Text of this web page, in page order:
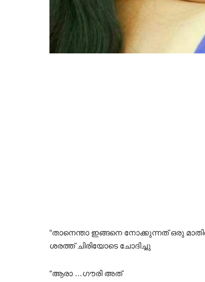
“താനെന്താ ഇങ്ങനെ നോക്കുന്നത് ഒരു
ശരത്ത് ചിരിയോടെ ചോദിച്ചു
“ആരാ …ഗൗരി അത്